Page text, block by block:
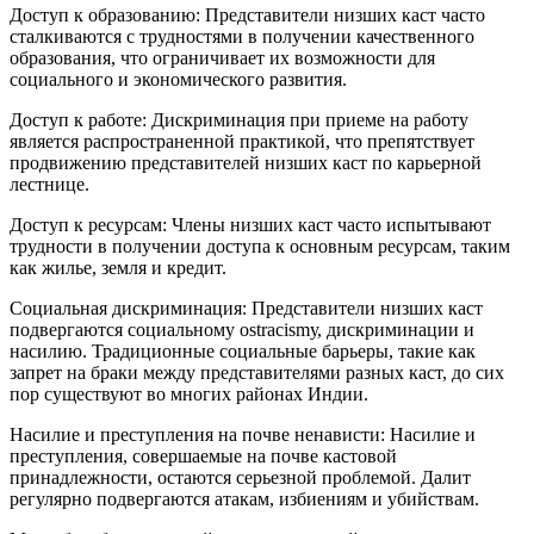
Доступ к образованию: Представители низших каст часто
сталкиваются с трудностями в получении качественного
образования, что ограничивает их возможности для
социального и экономического развития.
Доступ к работе: Дискриминация при приеме на работу
является распространенной практикой, что препятствует
продвижению представителей низших каст по карьерной
лестнице.
Доступ к ресурсам: Члены низших каст часто испытывают
трудности в получении доступа к основным ресурсам, таким
как жилье, земля и кредит.
Социальная дискриминация: Представители низших каст
подвергаются социальному ostracismу, дискриминации и
насилию. Традиционные социальные барьеры, такие как
запрет на браки между представителями разных каст, до сих
пор существуют во многих районах Индии.
Насилие и преступления на почве ненависти: Насилие и
преступления, совершаемые на почве кастовой
принадлежности, остаются серьезной проблемой. Далит
регулярно подвергаются атакам, избиениям и убийствам.